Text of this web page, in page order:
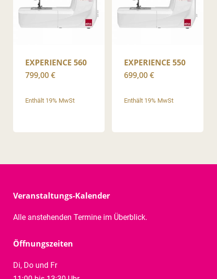
EXPERIENCE 560
799,00€
Enthält 19% MwSt
EXPERIENCE 550
699,00€
Enthält 19% MwSt
Veranstaltungs-Kalender
Alle anstehenden Termine im Überblick.
Öffnungszeiten
Di, Do und Fr